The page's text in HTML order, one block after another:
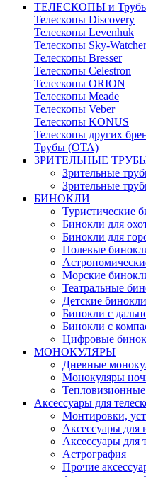
ТЕЛЕСКОПЫ и Трубы
Телескопы Discovery
Телескопы Levenhuk
Телескопы Sky-Watcher
Телескопы Bresser
Телескопы Celestron
Телескопы ORION
Телескопы Meade
Телескопы Veber
Телескопы KONUS
Телескопы других
Трубы (ОТА)
ЗРИТЕЛЬНЫЕ
Зрительные
Зрительные
БИНОКЛИ
Туристические
Бинокли для
Бинокли для
Полевые
Морские
Театральные
Детские бинокли
Бинокли с
Бинокли с
Цифровые
МОНОКУЛЯРЫ
Дневные
Монокуляры
Аксессуары для
Монтировки,
Аксессуары для
Аксессуары для
Астрография
Прочие